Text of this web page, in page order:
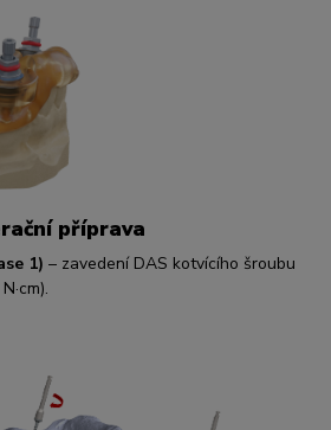
příprava
1) – zavedení DAS kotvícího šroubu